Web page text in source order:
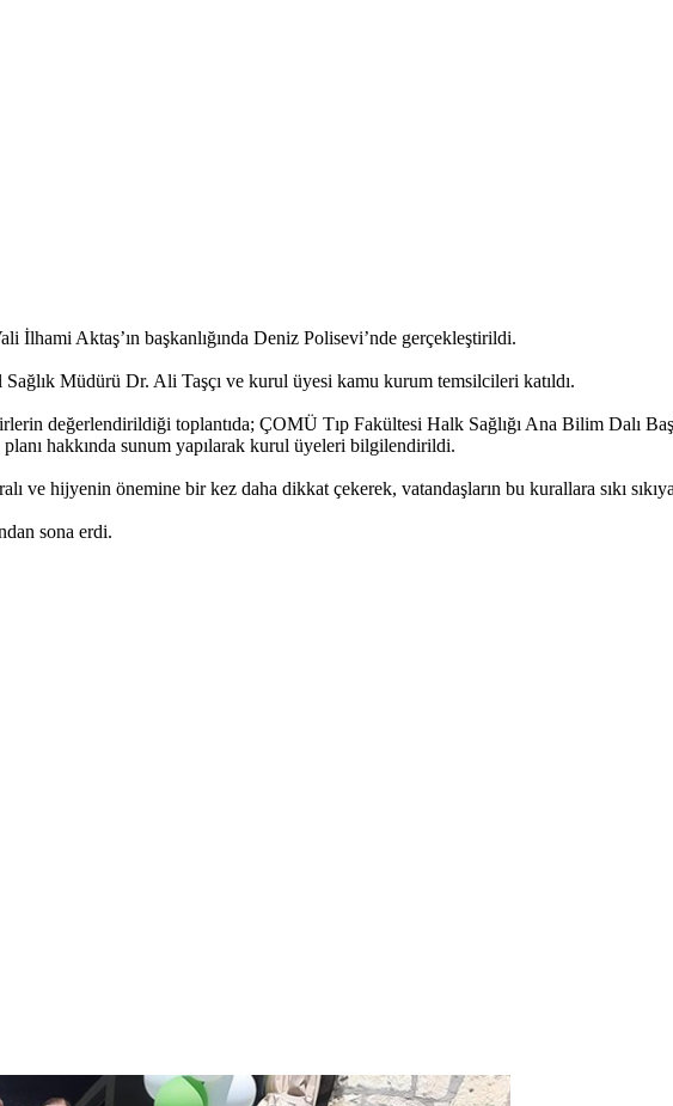
İlhami Aktaş’ın başkanlığında Deniz Polisevi’nde gerçekleştirildi.
Müdürü Dr. Ali Taşçı ve kurul üyesi kamu kurum temsilcileri katıldı.
değerlendirildiği toplantıda; ÇOMÜ Tıp Fakültesi Halk Sağlığı Ana Bilim Dalı
hakkında sunum yapılarak kurul üyeleri bilgilendirildi.
hijyenin önemine bir kez daha dikkat çekerek, vatandaşların bu kurallara sıkı sıkıya
sona erdi.